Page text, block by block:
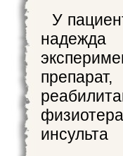
У
инсульта